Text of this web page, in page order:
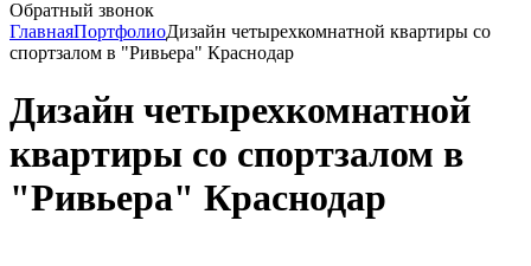
Обратный звонок
ГлавнаяПортфолиоДизайн четырехкомнатной квартиры со
спортзалом в "Ривьера" Краснодар
Дизайн четырехкомнатной
квартиры со спортзалом в
"Ривьера" Краснодар